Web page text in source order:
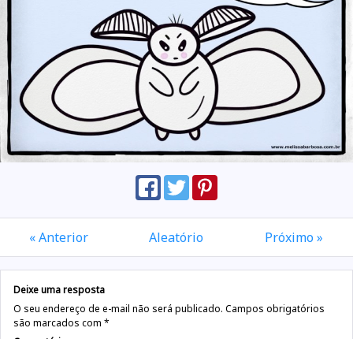
« Anterior Aleatório Próximo »
Deixe uma resposta
O seu endereço de e-mail não será publicado. Campos obrigatórios
são marcados com *